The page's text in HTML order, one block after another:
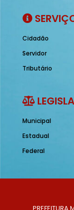
Cidadão
Servidor
Tributário
Municipal
Estadual
Federal